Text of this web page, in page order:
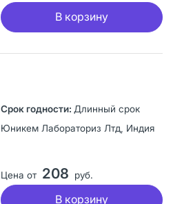
В корзину
Длинный срок
Юникем Лабораториз Лтд, Индия
Цена от 208 руб.
В корзину